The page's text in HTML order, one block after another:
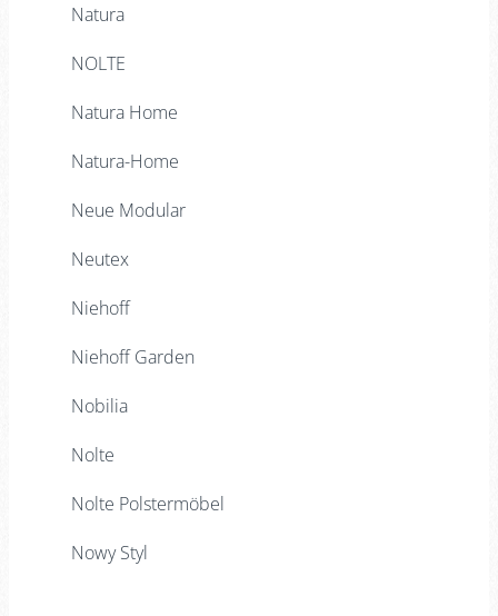
Natura
NOLTE
Natura Home
Natura-Home
Neue Modular
Neutex
Niehoff
Niehoff Garden
Nobilia
Nolte
Nolte Polstermöbel
Nowy Styl